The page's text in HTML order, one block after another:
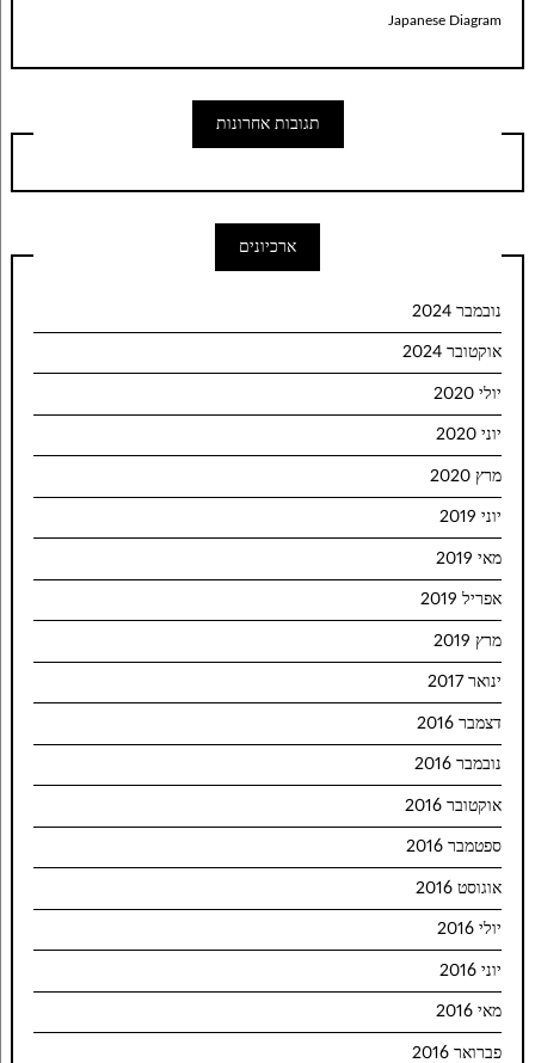
Japanese Diagram
תגובות אחרונות
ארכיונים
נובמבר 2024
אוקטובר 2024
יולי 2020
יוני 2020
מרץ 2020
יוני 2019
מאי 2019
אפריל 2019
מרץ 2019
ינואר 2017
דצמבר 2016
נובמבר 2016
אוקטובר 2016
ספטמבר 2016
אוגוסט 2016
יולי 2016
יוני 2016
מאי 2016
פברואר 2016